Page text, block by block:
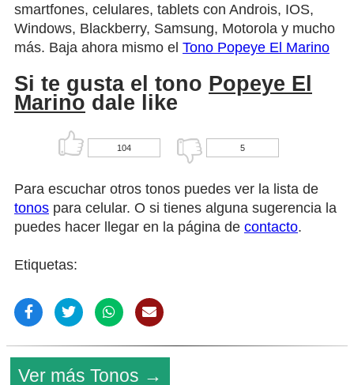
smartfones, celulares, tablets con Androis, IOS,
Windows, Blackberry, Samsung, Motorola y mucho
más. Baja ahora mismo el Tono Popeye El Marino
Si te gusta el tono Popeye El
Marino dale like
104 5
Para escuchar otros tonos puedes ver la lista de
tonos para celular. O si tienes alguna sugerencia la
puedes hacer llegar en la página de contacto.
Etiquetas:
Ver más Tonos →